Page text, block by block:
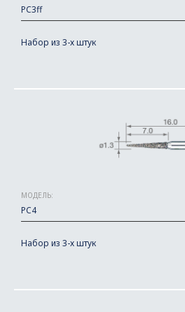
PC3ff
Набор из 3-х штук
МОДЕЛЬ:
PC4
Набор из 3-х штук